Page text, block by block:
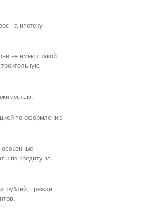
на ипотеку
не имеют такой
по оформлению
по кредиту за
рублей, прежде